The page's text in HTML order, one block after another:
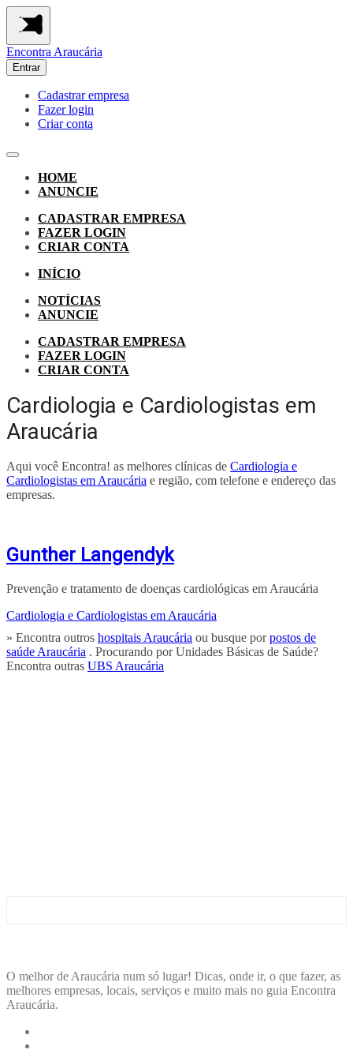
Encontra Araucária
Entrar
Cadastrar empresa
Fazer login
Criar conta
HOME
ANUNCIE
CADASTRAR EMPRESA
FAZER LOGIN
CRIAR CONTA
INÍCIO
NOTÍCIAS
ANUNCIE
CADASTRAR EMPRESA
FAZER LOGIN
CRIAR CONTA
Cardiologia e Cardiologistas em
Araucária
Aqui você Encontra! as melhores clínicas de Cardiologia e
Cardiologistas em Araucária e região, com telefone e endereço das
empresas.
Gunther Langendyk
Prevenção e tratamento de doenças cardiológicas em Araucária
Cardiologia e Cardiologistas em Araucária
» Encontra outros hospitais Araucária ou busque porpostos de
saúde Araucária . Procurando por Unidades Básicas de Saúde?
Encontra outras UBS Araucária
O melhor de Araucária num só lugar! Dicas, onde ir, o que fazer, as
melhores empresas, locais, serviços e muito mais no guia Encontra
Araucária.